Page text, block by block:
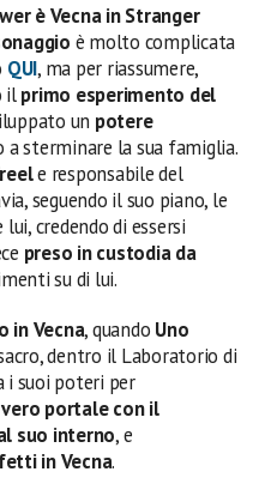
è Vecna in Stranger
è molto complicata
QUI, ma per riassumere,
ilprimo esperimento del
un potere
sterminare la sua famiglia.
e responsabile del
seguendo il suo piano, le
credendo di essersi
preso in custodia da
su di lui.
in Vecna, quando Uno
dentro il Laboratorio di
i suoi poteri per
portale con il
suo interno, e
in Vecna.